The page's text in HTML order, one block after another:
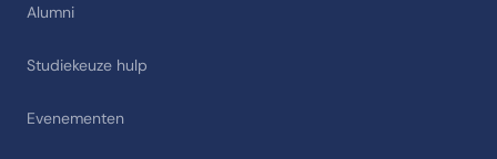
Alumni
Studiekeuze hulp
Evenementen